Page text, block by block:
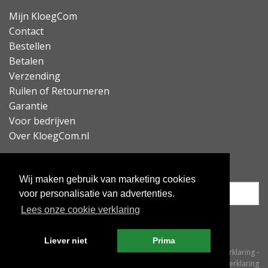
Wij maken gebruik van marketing cookies
voor personalisatie van advertenties.
Lees onze cookie verklaring
Liever niet Prima
Mijn KloegCom
Contact
Bestellen
Betalen
Verzending
Ruilen of Retourneren
Garantie
Voor bedrijven
Over KloegCom.nl
Algemene voorwaarden-Cookieverklaring-
Privacyverklaring